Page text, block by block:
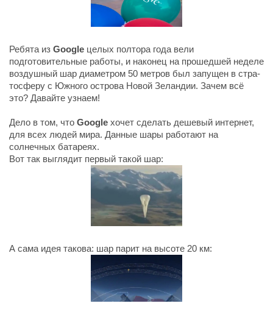
Ребята из Google целых полтора года вели
подготовительные работы, и наконец на прошедшей неделе
воздушный шар диа­мет­ром 50 мет­ров был за­пу­щен в стра­
то­сфе­ру с Юж­но­го ост­ро­ва Но­вой Зе­лан­дии. Зачем всё
это? Давайте узнаем!
Дело в том, что Google хочет сделать дешевый интернет,
для всех людей мира. Данные шары работают на
солнечных батареях.
Вот так выглядит первый такой шар:
А сама идея такова: шар парит на высоте 20 км: